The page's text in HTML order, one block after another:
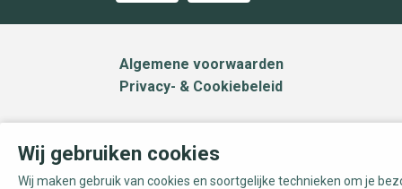
Algemene voorwaarden
Privacy- & Cookiebeleid
Wij gebruiken cookies
Wij maken gebruik van cookies en soortgelijke technieken om je